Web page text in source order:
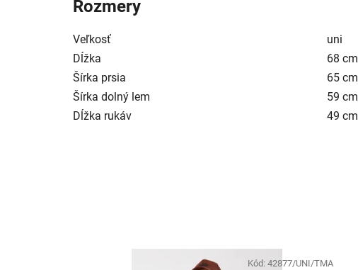
Rozmery
Veľkosť
uni
Dĺžka
68 cm
Šírka prsia
65 cm
Šírka dolný lem
59 cm
Dĺžka rukáv
49 cm
Kód:42877/UNI/TMA